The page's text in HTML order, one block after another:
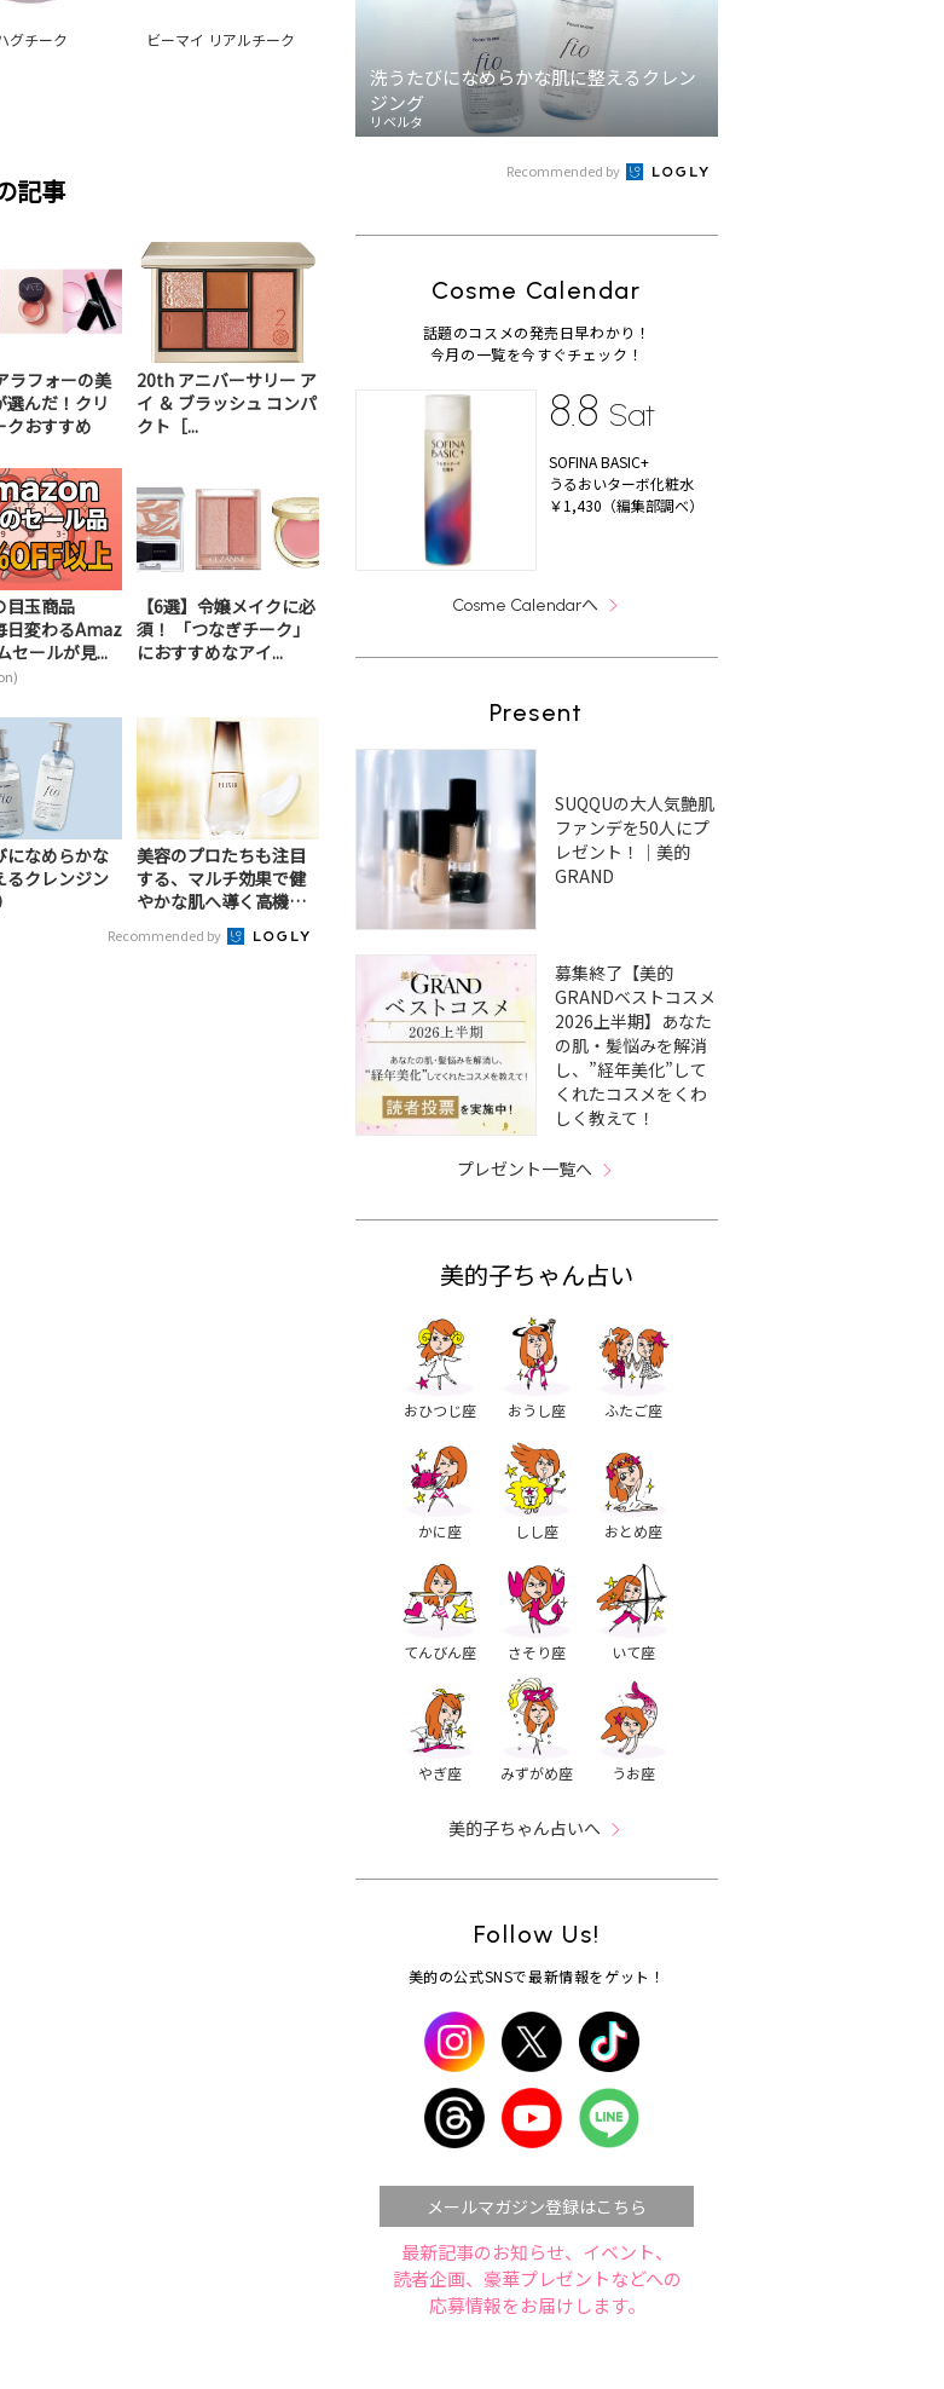
グチーク ビーマイ リアルチーク
記事
ラフォーの美
選んだ！クリ
クおすすめ
20th アニバーサリー ア
イ ＆ ブラッシュ コンパ
クト［...
目玉商品
日変わるAmaz
セールが見...
【6選】令嬢メイクに必
須！ 「つなぎチーク」
におすすめなアイ...
になめらかな
るクレンジン
美容のプロたちも注目
する、マルチ効果で健
やかな肌へ導く高機能
美容液（PR）
Recommended by
洗うたびになめらかな肌に整えるクレン
ジング
リベルタ
Recommended by
Cosme Calendar
話題のコスメの発売日早わかり！
今月の一覧を今すぐチェック！
8.8 Sat
SOFINA BASIC+
うるおいターボ化粧水
￥1,430（編集部調べ）
Cosme Calendarへ
Present
SUQQUの大人気艶肌
ファンデを50人にプ
レゼント！｜美的
GRAND
募集終了【美的
GRANDベストコスメ
2026上半期】あなた
の肌・髪悩みを解消
し、”経年美化”して
くれたコスメをくわ
しく教えて！
プレゼント一覧へ
美的子ちゃん占い
おひつじ座 おうし座 ふたご座
かに座 しし座 おとめ座
てんびん座 さそり座 いて座
やぎ座 みずがめ座 うお座
美的子ちゃん占いへ
Follow Us!
美的の公式SNSで最新情報をゲット！
メールマガジン登録はこちら
最新記事のお知らせ、イベント、
読者企画、豪華プレゼントなどへの
応募情報をお届けします。